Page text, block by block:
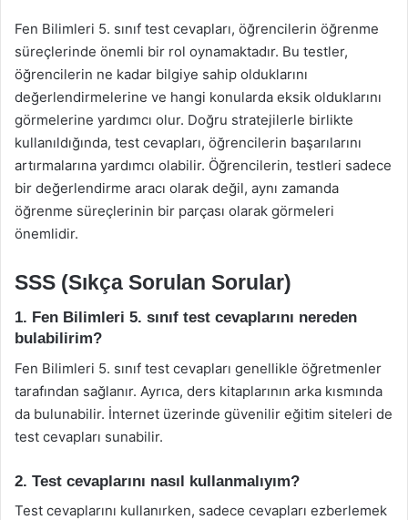
Fen Bilimleri 5. sınıf test cevapları, öğrencilerin öğrenme
süreçlerinde önemli bir rol oynamaktadır. Bu testler,
öğrencilerin ne kadar bilgiye sahip olduklarını
değerlendirmelerine ve hangi konularda eksik olduklarını
görmelerine yardımcı olur. Doğru stratejilerle birlikte
kullanıldığında, test cevapları, öğrencilerin başarılarını
artırmalarına yardımcı olabilir. Öğrencilerin, testleri sadece
bir değerlendirme aracı olarak değil, aynı zamanda
öğrenme süreçlerinin bir parçası olarak görmeleri
önemlidir.
SSS (Sıkça Sorulan Sorular)
1. Fen Bilimleri 5. sınıf test cevaplarını nereden
bulabilirim?
Fen Bilimleri 5. sınıf test cevapları genellikle öğretmenler
tarafından sağlanır. Ayrıca, ders kitaplarının arka kısmında
da bulunabilir. İnternet üzerinde güvenilir eğitim siteleri de
test cevapları sunabilir.
2. Test cevaplarını nasıl kullanmalıyım?
Test cevaplarını kullanırken, sadece cevapları ezberlemek